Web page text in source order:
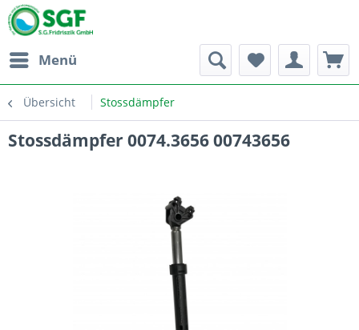
Menü
Übersicht Stossdämpfer
Stossdämpfer 0074.3656 00743656